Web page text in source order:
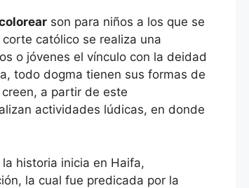
son para niños a los que se
católico se realiza una
o jóvenes el vínculo con la deidad
todo dogma tienen sus formas de
a partir de este
actividades lúdicas, en donde
historia inicia en Haifa,
la cual fue predicada por la